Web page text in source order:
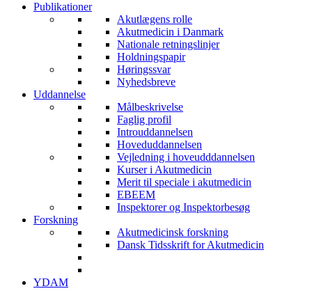
Publikationer
Akutlægens rolle
Akutmedicin i Danmark
Nationale retningslinjer
Holdningspapir
Høringssvar
Nyhedsbreve
Uddannelse
Målbeskrivelse
Faglig profil
Introuddannelsen
Hoveduddannelsen
Vejledning i hoveudddannelsen
Kurser i Akutmedicin
Merit til speciale i akutmedicin
EBEEM
Inspektorer og Inspektorbesøg
Forskning
Akutmedicinsk forskning
Dansk Tidsskrift for Akutmedicin
YDAM